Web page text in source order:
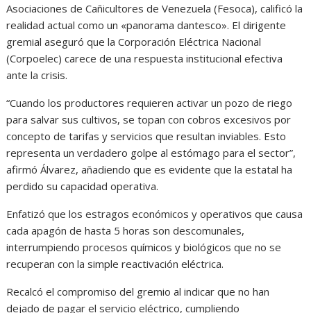
Asociaciones de Cañicultores de Venezuela (Fesoca), calificó la
realidad actual como un «panorama dantesco». El dirigente
gremial aseguró que la Corporación Eléctrica Nacional
(Corpoelec) carece de una respuesta institucional efectiva
ante la crisis.
“Cuando los productores requieren activar un pozo de riego
para salvar sus cultivos, se topan con cobros excesivos por
concepto de tarifas y servicios que resultan inviables. Esto
representa un verdadero golpe al estómago para el sector”,
afirmó Álvarez, añadiendo que es evidente que la estatal ha
perdido su capacidad operativa.
Enfatizó que los estragos económicos y operativos que causa
cada apagón de hasta 5 horas son descomunales,
interrumpiendo procesos químicos y biológicos que no se
recuperan con la simple reactivación eléctrica.
Recalcó el compromiso del gremio al indicar que no han
dejado de pagar el servicio eléctrico, cumpliendo